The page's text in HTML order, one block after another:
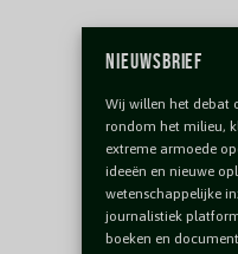
Nieuwsbrief
Wij willen het debat
rondom het milieu,
extreme armoede
ideeën en nieuwe
wetenschappelijke
journalistiek
boeken en